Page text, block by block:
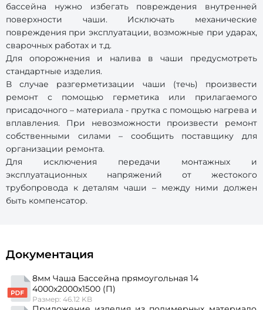
бассейна нужно избегать повреждения внутренней
поверхности чаши. Исключать механические
повреждения при эксплуатации, возможные при ударах,
сварочных работах и т.д.
Для опорожнения и налива в чаши предусмотреть
стандартные изделия.
В случае разгерметизации чаши (течь) произвести
ремонт с помощью герметика или прилагаемого
присадочного – материала - прутка с помощью нагрева и
вплавления. При невозможности произвести ремонт
собственными силами – сообщить поставщику для
организации ремонта.
Для исключения передачи монтажных и
эксплуатационных напряжений от жестокого
трубопровода к деталям чаши – между ними должен
быть компенсатор.
Документация
8мм Чаша Бассейна прямоугольная 14
4000х2000х1500 (П)
Размер: 46.12 KB